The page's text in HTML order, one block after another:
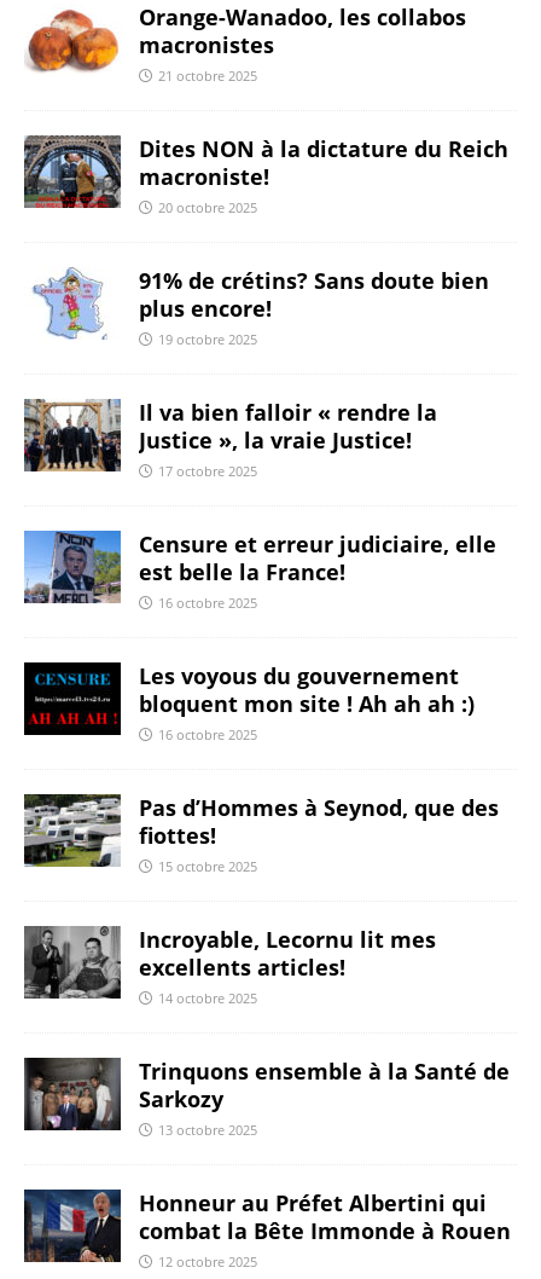
Orange-Wanadoo, les collabos
macronistes
21 octobre 2025
Dites NON à la dictature du Reich
macroniste!
20 octobre 2025
91% de crétins? Sans doute bien
plus encore!
19 octobre 2025
Il va bien falloir « rendre la
Justice », la vraie Justice!
17 octobre 2025
Censure et erreur judiciaire, elle
est belle la France!
16 octobre 2025
Les voyous du gouvernement
bloquent mon site ! Ah ah ah :)
16 octobre 2025
Pas d’Hommes à Seynod, que des
fiottes!
15 octobre 2025
Incroyable, Lecornu lit mes
excellents articles!
14 octobre 2025
Trinquons ensemble à la Santé de
Sarkozy
13 octobre 2025
Honneur au Préfet Albertini qui
combat la Bête Immonde à Rouen
12 octobre 2025